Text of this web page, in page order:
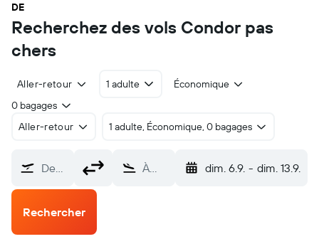
DE
Recherchez des vols Condor pas
chers
Aller-retour 1 adulte
Économique
0 bagages
Aller-retour
1 adulte, Économique, 0 bagages
De… À… dim. 6.9. - dim. 13.9.
Rechercher